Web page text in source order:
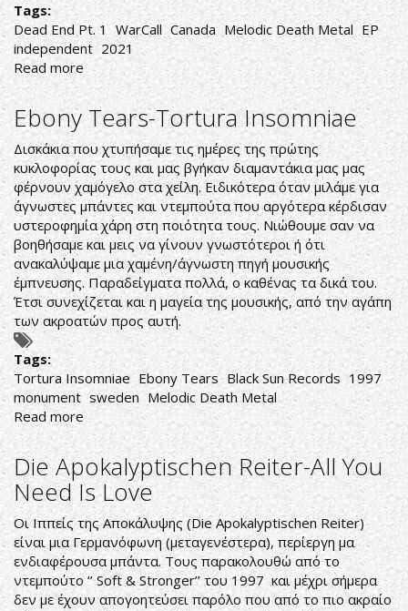
Tags:
Dead End Pt. 1 WarCall Canada Melodic Death Metal EP
independent 2021
Read more about
WarCall-
Dead
End
Pt.
1
Ebony Tears-Tortura Insomniae
Δισκάκια που χτυπήσαμε τις ημέρες της πρώτης
κυκλοφορίας τους και μας βγήκαν διαμαντάκια μας μας
φέρνουν χαμόγελο στα χείλη. Ειδικότερα όταν μιλάμε για
άγνωστες μπάντες και ντεμπούτα που αργότερα κέρδισαν
υστεροφημία χάρη στη ποιότητα τους. Νιώθουμε σαν να
βοηθήσαμε και μεις να γίνουν γνωστότεροι ή ότι
ανακαλύψαμε μια χαμένη/άγνωστη πηγή μουσικής
έμπνευσης. Παραδείγματα πολλά, ο καθένας τα δικά του.
Έτσι συνεχίζεται και η μαγεία της μουσικής, από την αγάπη
των ακροατών προς αυτή.
Tags:
Tortura Insomniae Ebony Tears Black Sun Records 1997
monument sweden Melodic Death Metal
Read more about
Ebony
Tears-
Tortura
Insomniae
Die Apokalyptischen Reiter-All You
Need Is Love
Οι Ιππείς της Αποκάλυψης (Die Apokalyptischen Reiter)
είναι μια Γερμανόφωνη (μεταγενέστερα), περίεργη μα
ενδιαφέρουσα μπάντα. Τους παρακολουθώ από το
ντεμπούτο ‘’ Soft & Stronger’’ του 1997 και μέχρι σήμερα
δεν με έχουν απογοητεύσει παρόλο που από το πιο ακραίο